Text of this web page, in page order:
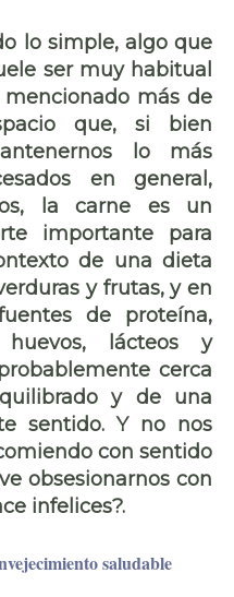
lo simple, algo que
ser muy habitual
más de
que, si bien
lo más
en general,
la carne es un
importante para
de una dieta
y frutas, y en
de proteína,
huevos, lácteos y
cerca
y de una
sentido. Y no nos
con sentido
obsesionarnos con
infelices?.
saludable